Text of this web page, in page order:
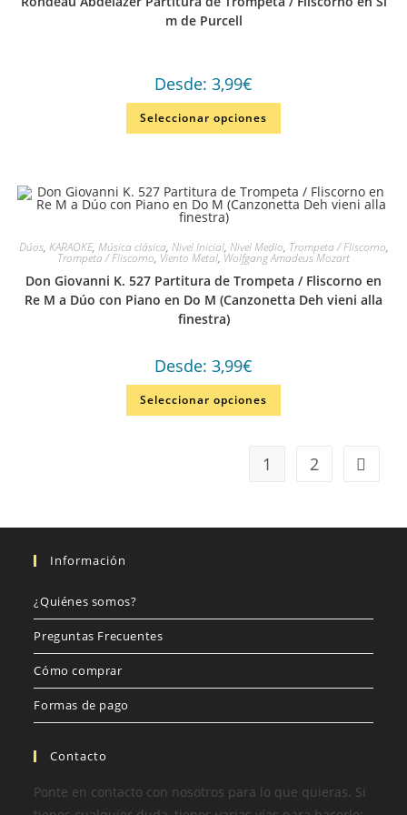
m de Purcell
Desde: 3,99€
Seleccionar opciones
Dúos, KARAOKE, Música clásica, Nivel Inicial, Nivel Medio, Trompeta / Fliscorno,
Trompeta / Fliscorno, Viento Metal, Wolfgang Amadeus Mozart
Don Giovanni K. 527 Partitura de Trompeta / Fliscorno en
Re M a Dúo con Piano en Do M (Canzonetta Deh vieni alla
finestra)
Desde: 3,99€
Seleccionar opciones
1 2
Información
¿Quiénes somos?
Preguntas Frecuentes
Cómo comprar
Formas de pago
Contacto
Ponte en contacto con nosotros para lo que quieras. Si